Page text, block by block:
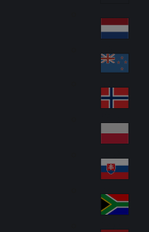
Lat
in
A
me
ric
a
Ne
the
rla
nd
s
Ne
w
Ze
ala
nd
No
rw
ay
Pol
an
d
Slo
va
kia
So